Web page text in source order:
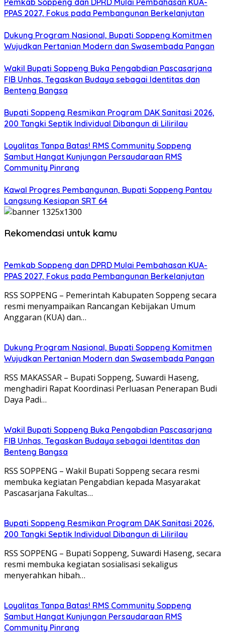
Pemkab Soppeng dan DPRD Mulai Pembahasan KUA-
PPAS 2027, Fokus pada Pembangunan Berkelanjutan
Dukung Program Nasional, Bupati Soppeng Komitmen
Wujudkan Pertanian Modern dan Swasembada Pangan
Wakil Bupati Soppeng Buka Pengabdian Pascasarjana
FIB Unhas, Tegaskan Budaya sebagai Identitas dan
Benteng Bangsa
Bupati Soppeng Resmikan Program DAK Sanitasi 2026,
200 Tangki Septik Individual Dibangun di Lilirilau
Loyalitas Tanpa Batas! RMS Community Soppeng
Sambut Hangat Kunjungan Persaudaraan RMS
Community Pinrang
Kawal Progres Pembangunan, Bupati Soppeng Pantau
Langsung Kesiapan SRT 64
Rekomendasi untuk kamu
Pemkab Soppeng dan DPRD Mulai Pembahasan KUA-
PPAS 2027, Fokus pada Pembangunan Berkelanjutan
RSS SOPPENG – Pemerintah Kabupaten Soppeng secara
resmi menyampaikan Rancangan Kebijakan Umum
Anggaran (KUA) dan…
Dukung Program Nasional, Bupati Soppeng Komitmen
Wujudkan Pertanian Modern dan Swasembada Pangan
RSS MAKASSAR – Bupati Soppeng, Suwardi Haseng,
menghadiri Rapat Koordinasi Perluasan Penerapan Budi
Daya Padi…
Wakil Bupati Soppeng Buka Pengabdian Pascasarjana
FIB Unhas, Tegaskan Budaya sebagai Identitas dan
Benteng Bangsa
RSS SOPPENG – Wakil Bupati Soppeng secara resmi
membuka kegiatan Pengabdian kepada Masyarakat
Pascasarjana Fakultas…
Bupati Soppeng Resmikan Program DAK Sanitasi 2026,
200 Tangki Septik Individual Dibangun di Lilirilau
RSS SOPPENG – Bupati Soppeng, Suwardi Haseng, secara
resmi membuka kegiatan sosialisasi sekaligus
menyerahkan hibah…
Loyalitas Tanpa Batas! RMS Community Soppeng
Sambut Hangat Kunjungan Persaudaraan RMS
Community Pinrang